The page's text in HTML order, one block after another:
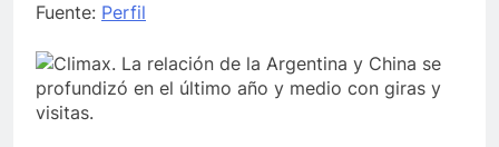
Fuente: Perfil